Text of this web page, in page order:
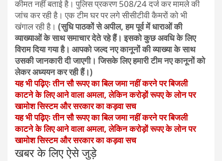
कीमत नहीं बताई है। पुलिस प्रकरण 508/24 दर्ज कर मामले की
जांच कर रही है। एक टीम घर पर लगे सीसीटीवी कैमरों को भी
खंगाल रही है। (सुधि पाठकों से अपील, हम पूर्व में धाराओं की
व्याख्याओं के साथ समाचार देते रहे हैं। इसको कुछ अवधि के लिए
विराम दिया गया है। आपको जल्द नए कानूनों की व्याख्या के साथ
उसकी जानकारी दी जाएगी। जिसके लिए हमारी टीम नए कानूनों को
लेकर अध्ययन कर रही हैं।)
यह भी पढ़िएः तीन सौ रूपए का बिल जमा नहीं करने पर बिजली
काटने के लिए आने वाला अमला, लेकिन करोड़ों रूपए के लोन पर
खामोश सिस्टम और सरकार का कड़वा सच
यह भी पढ़िएः तीन सौ रूपए का बिल जमा नहीं करने पर बिजली
काटने के लिए आने वाला अमला, लेकिन करोड़ों रूपए के लोन पर
खामोश सिस्टम और सरकार का कड़वा सच
खबर के लिए ऐसे जुड़े